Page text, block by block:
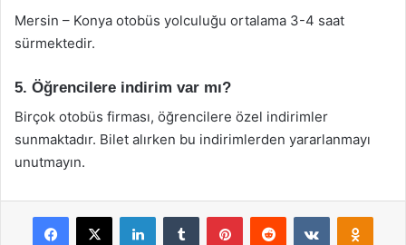
Mersin – Konya otobüs yolculuğu ortalama 3-4 saat
sürmektedir.
5. Öğrencilere indirim var mı?
Birçok otobüs firması, öğrencilere özel indirimler
sunmaktadır. Bilet alırken bu indirimlerden yararlanmayı
unutmayın.
Facebook
X LinkedInTumblr PinterestReddit VKontakte